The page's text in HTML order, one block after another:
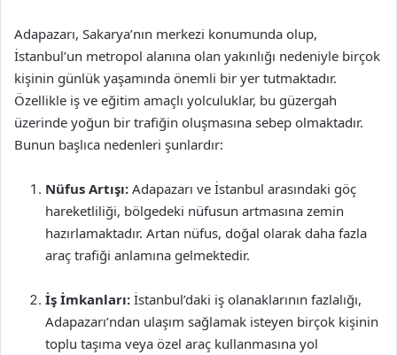
Adapazarı, Sakarya’nın merkezi konumunda olup,
İstanbul’un metropol alanına olan yakınlığı nedeniyle birçok
kişinin günlük yaşamında önemli bir yer tutmaktadır.
Özellikle iş ve eğitim amaçlı yolculuklar, bu güzergah
üzerinde yoğun bir trafiğin oluşmasına sebep olmaktadır.
Bunun başlıca nedenleri şunlardır:
Nüfus Artışı: Adapazarı ve İstanbul arasındaki göç
hareketliliği, bölgedeki nüfusun artmasına zemin
hazırlamaktadır. Artan nüfus, doğal olarak daha fazla
araç trafiği anlamına gelmektedir.
İş İmkanları: İstanbul’daki iş olanaklarının fazlalığı,
Adapazarı’ndan ulaşım sağlamak isteyen birçok kişinin
toplu taşıma veya özel araç kullanmasına yol